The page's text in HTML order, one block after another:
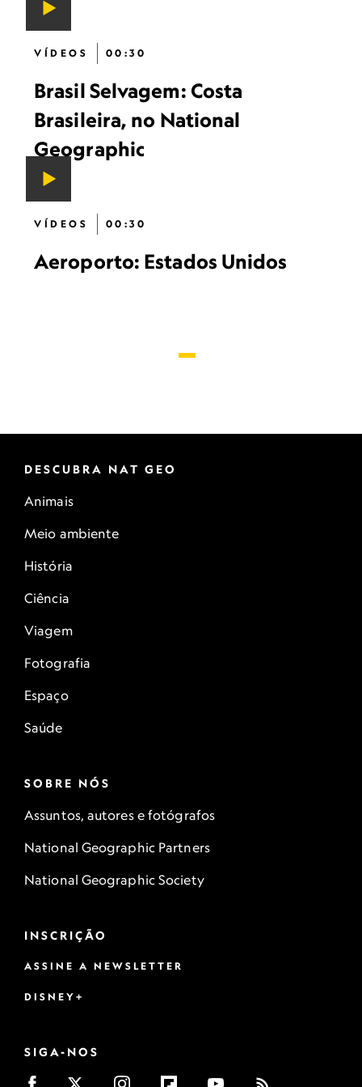
VÍDEOS 00:30
Brasil Selvagem: Costa
Brasileira, no National
Geographic
VÍDEOS 00:30
Aeroporto: Estados Unidos
DESCUBRA NAT GEO
Animais
Meio ambiente
História
Ciência
Viagem
Fotografia
Espaço
Saúde
SOBRE NÓS
Assuntos, autores e fotógrafos
National Geographic Partners
National Geographic Society
INSCRIÇÃO
ASSINE A NEWSLETTER
DISNEY+
SIGA-NOS